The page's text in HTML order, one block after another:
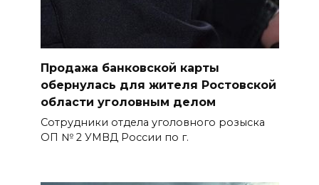
Продажа банковской карты
обернулась для жителя Ростовской
области уголовным делом
Сотрудники отдела уголовного розыска
ОП № 2 УМВД России по г.